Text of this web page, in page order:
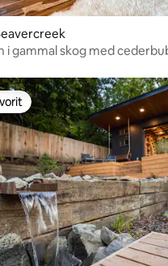
i gammal skog med